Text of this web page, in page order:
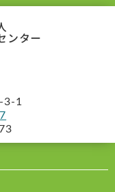
ンター
3-1